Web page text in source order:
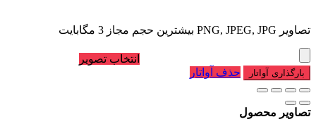
تصاویر PNG, JPEG, JPG بیشترین حجم مجاز 3 مگابایت
انتخاب تصویر
بارگذاری آواتار حذف آواتار
تصاویر محصول